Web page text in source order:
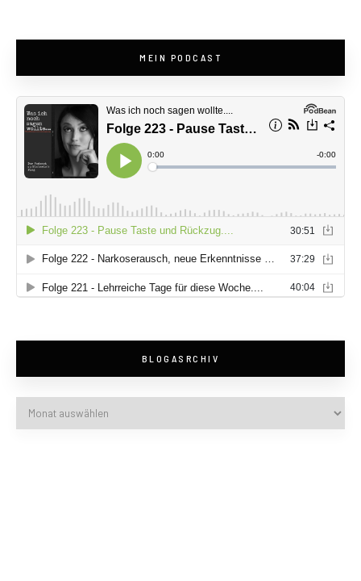
MEIN PODCAST
BLOGASRCHIV